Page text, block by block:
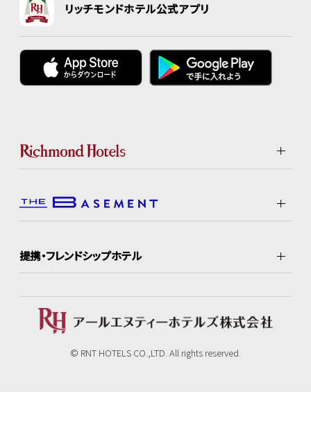
リッチモンドホテル公式アプリ
提携・フレンドシップホテル
© RNT HOTELS CO.,LTD. All rights reserved.